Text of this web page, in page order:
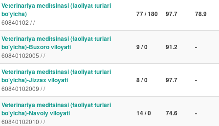
Veterinariya meditsinasi (faoliyat turlari
bo‘yicha)
60840102 / /
77 / 180 97.7 78.9
Veterinariya meditsinasi (faoliyat turlari
bo‘yicha)-Buxoro viloyati
60840102005 / /
9 / 0 91.2 -
Veterinariya meditsinasi (faoliyat turlari
bo‘yicha)-Jizzax viloyati
60840102009 / /
8 / 0 97.7 -
Veterinariya meditsinasi (faoliyat turlari
bo‘yicha)-Navoiy viloyati
60840102010 / /
14 / 0 74.6 -